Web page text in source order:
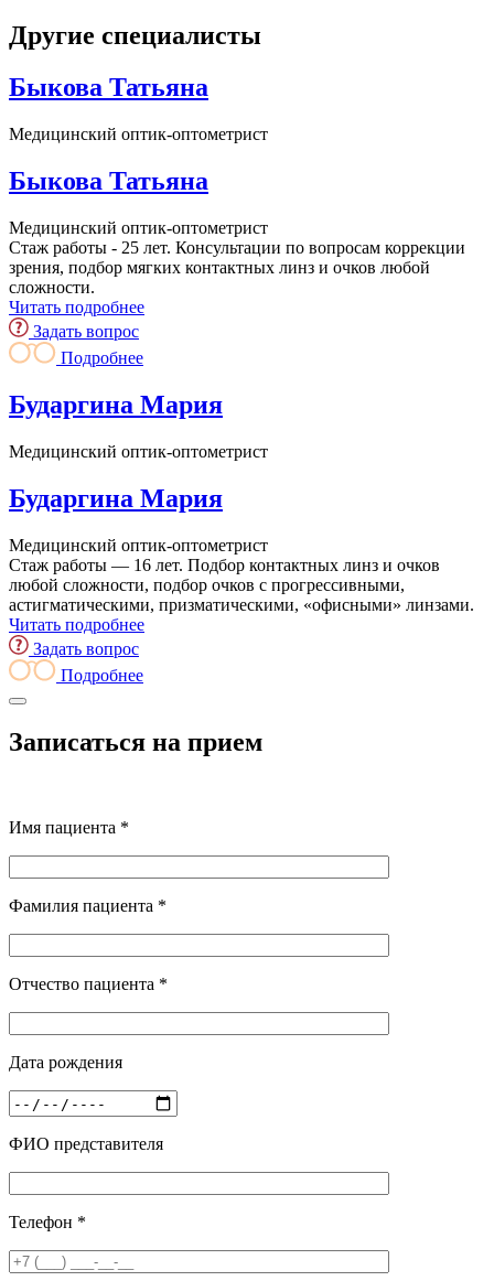
Другие специалисты
Быкова Татьяна
Медицинский оптик-оптометрист
Быкова Татьяна
Медицинский оптик-оптометрист
Стаж работы - 25 лет. Консультации по вопросам коррекции
зрения, подбор мягких контактных линз и очков любой
сложности.
Читать подробнее
Задать вопрос
Подробнее
Бударгина Мария
Медицинский оптик-оптометрист
Бударгина Мария
Медицинский оптик-оптометрист
Стаж работы — 16 лет. Подбор контактных линз и очков
любой сложности, подбор очков с прогрессивными,
астигматическими, призматическими, «офисными» линзами.
Читать подробнее
Задать вопрос
Подробнее
Записаться на прием
Имя пациента *
Фамилия пациента *
Отчество пациента *
Дата рождения
ФИО представителя
Телефон *